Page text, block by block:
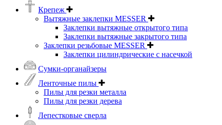
Крепеж
Вытяжные заклепки MESSER
Заклепки вытяжные открытого типа
Заклепки вытяжные закрытого типа
Заклепки резьбовые MESSER
Заклепки цилиндрические с насечкой
Сумки-органайзеры
Ленточные пилы
Пилы для резки металла
Пилы для резки дерева
Лепестковые сверла